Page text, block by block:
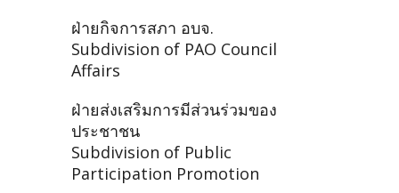
ฝ่ายกิจการสภา อบจ.
Subdivision of PAO Council
Affairs
ฝ่ายส่งเสริมการมีส่วนร่วมของ
ประชาชน
Subdivision of Public
Participation Promotion